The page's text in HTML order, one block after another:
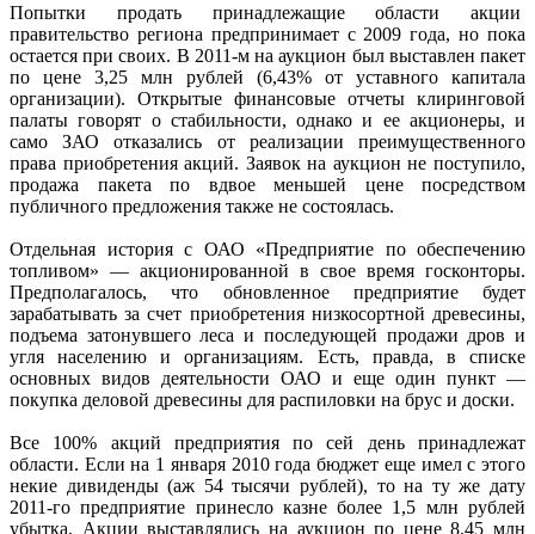
Попытки продать принадлежащие области акции
правительство региона предпринимает с 2009 года, но пока
остается при своих. В 2011-м на аукцион был выставлен пакет
по цене 3,25 млн рублей (6,43% от уставного капитала
организации). Открытые финансовые отчеты клиринговой
палаты говорят о стабильности, однако и ее акционеры, и
само ЗАО отказались от реализации преимущественного
права приобретения акций. Заявок на аукцион не поступило,
продажа пакета по вдвое меньшей цене посредством
публичного предложения также не состоялась.
Отдельная история с ОАО «Предприятие по обеспечению
топливом» — акционированной в свое время госконторы.
Предполагалось, что обновленное предприятие будет
зарабатывать за счет приобретения низкосортной древесины,
подъема затонувшего леса и последующей продажи дров и
угля населению и организациям. Есть, правда, в списке
основных видов деятельности ОАО и еще один пункт —
покупка деловой древесины для распиловки на брус и доски.
Все 100% акций предприятия по сей день принадлежат
области. Если на 1 января 2010 года бюджет еще имел с этого
некие дивиденды (аж 54 тысячи рублей), то на ту же дату
2011-го предприятие принесло казне более 1,5 млн рублей
убытка. Акции выставлялись на аукцион по цене 8,45 млн